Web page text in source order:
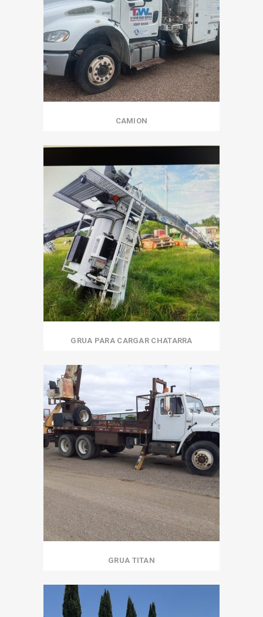
CAMION
GRUA PARA CARGAR CHATARRA
GRUA TITAN